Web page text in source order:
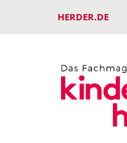
HERDER.DE